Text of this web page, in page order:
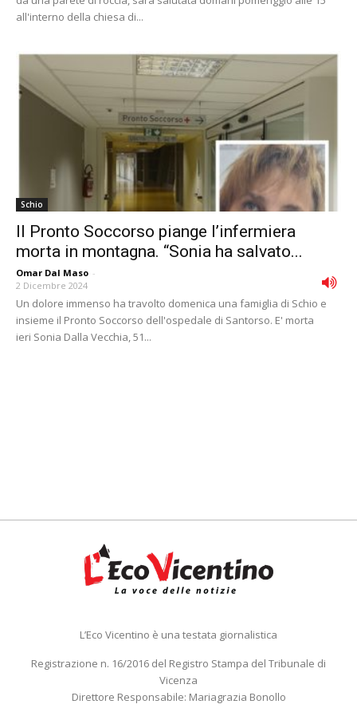
all'interno della chiesa di...
Schio
Il Pronto Soccorso piange l’infermiera
morta in montagna. “Sonia ha salvato...
Omar Dal Maso -
2 Dicembre 2024
Un dolore immenso ha travolto domenica una famiglia di Schio e
insieme il Pronto Soccorso dell'ospedale di Santorso. E' morta
ieri Sonia Dalla Vecchia, 51...
L’Eco Vicentino è una testata giornalistica
Registrazione n. 16/2016 del Registro Stampa del Tribunale di
Vicenza
Direttore Responsabile: Mariagrazia Bonollo